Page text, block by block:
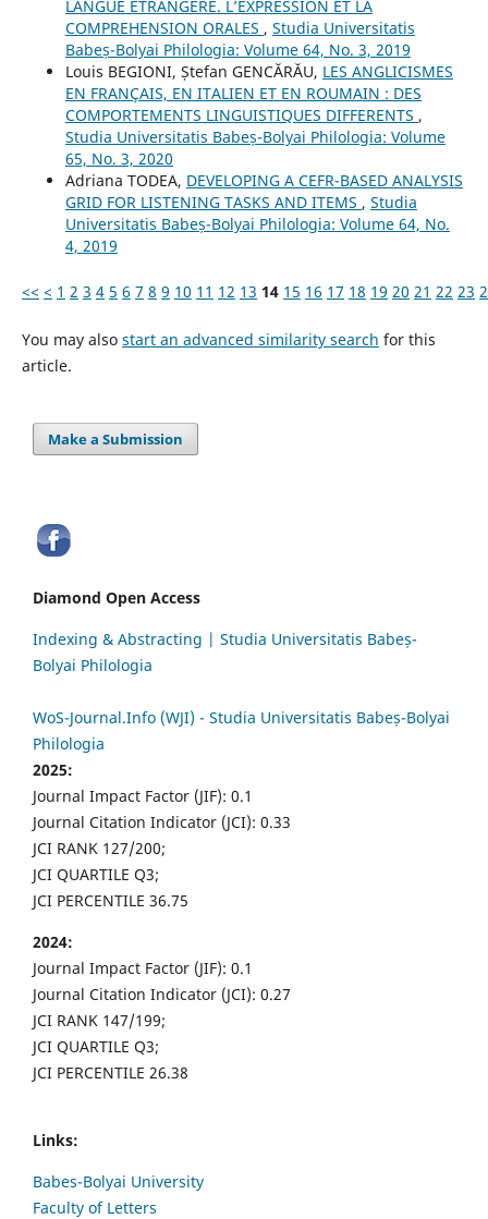
LANGUE ETRANGERE. L’EXPRESSION ET LA
COMPREHENSION ORALES , Studia Universitatis
Babeș-Bolyai Philologia: Volume 64, No. 3, 2019
Louis BEGIONI, Ștefan GENCĂRĂU, LES ANGLICISMES
EN FRANÇAIS, EN ITALIEN ET EN ROUMAIN : DES
COMPORTEMENTS LINGUISTIQUES DIFFERENTS ,
Studia Universitatis Babeș-Bolyai Philologia: Volume
65, No. 3, 2020
Adriana TODEA, DEVELOPING A CEFR-BASED ANALYSIS
GRID FOR LISTENING TASKS AND ITEMS , Studia
Universitatis Babeș-Bolyai Philologia: Volume 64, No.
4, 2019
<< < 1 2 3 4 5 6 7 8 9 10 11 12 13 14 15 16 17 18 19 20 21 22 23
You may also start an advanced similarity search for this
article.
Make a Submission
Diamond Open Access
Indexing & Abstracting | Studia Universitatis Babeș-
Bolyai Philologia
WoS-Journal.Info (WJI) - Studia Universitatis Babeș-Bolyai
Philologia
2025:
Journal Impact Factor (JIF): 0.1
Journal Citation Indicator (JCI): 0.33
JCI RANK 127/200;
JCI QUARTILE Q3;
JCI PERCENTILE 36.75
2024:
Journal Impact Factor (JIF): 0.1
Journal Citation Indicator (JCI): 0.27
JCI RANK 147/199;
JCI QUARTILE Q3;
JCI PERCENTILE 26.38
Links:
Babes-Bolyai University
Faculty of Letters